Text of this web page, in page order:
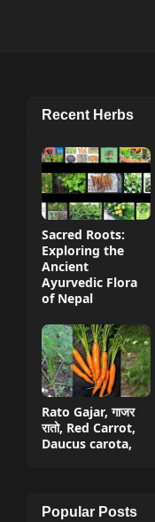
Recent Herbs
Sacred Roots:
Exploring the
Ancient
Ayurvedic Flora
of Nepal
Rato Gajar, गाजर
रातो, Red Carrot,
Daucus carota,
Popular Posts